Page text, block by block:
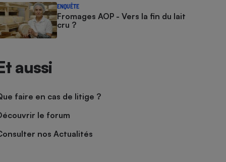
ENQUÊTE
Fromages AOP - Vers la fin du lait
cru ?
aussi
faire en cas de litige ?
le forum
nos Actualités